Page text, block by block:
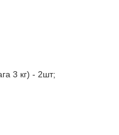
3 кг) - 2шт;